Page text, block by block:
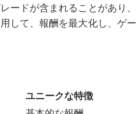
ードが含まれることがあり、
して、報酬を最大化し、ゲー
ユニークな特徴